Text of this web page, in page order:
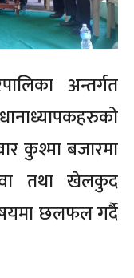
अन्तर्गत
कुश्मा बजारमा
तथा खेलकुद
छलफल गर्दै